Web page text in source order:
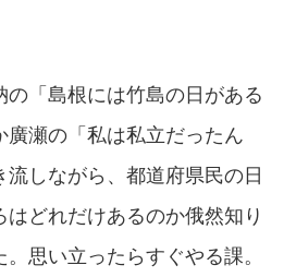
の「島根には竹島の日がある
廣瀬の「私は私立だったん
しながら、都道府県民の日
どれだけあるのか俄然知り
思い立ったらすぐやる課。